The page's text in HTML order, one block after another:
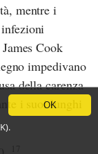
mentre i
James Cook
impedivano
della carenza
i suoi lunghi
OK